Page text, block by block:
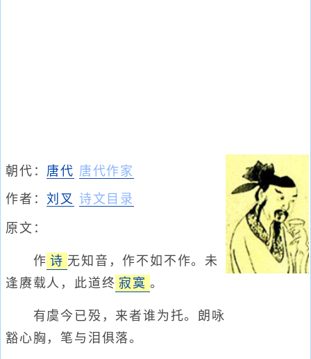
朝代： 唐代 唐代作家
作者：刘叉 诗文目录
原文：
作 诗 无知音，作不如不作。未
逢赓载人，此道终 寂寞 。
有虞今已殁，来者谁为托。朗咏
豁心胸，笔与泪俱落。